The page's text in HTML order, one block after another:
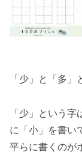
「少」と「多」
「少」という
に「小」を書い
平らに書くのが